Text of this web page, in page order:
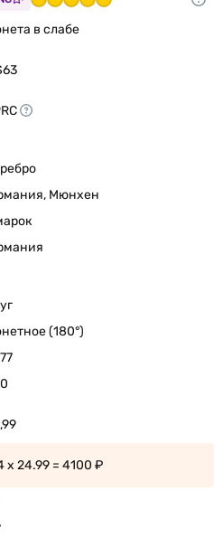
в слабе
Мюнхен
(180°)
x 24.99 = 4100 ₽